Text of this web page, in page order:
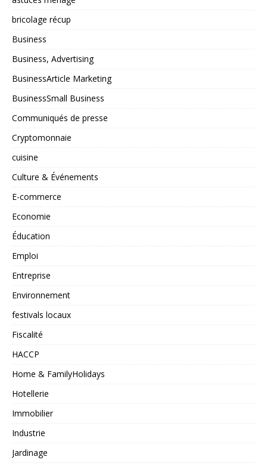
bricolage récup
Business
Business, Advertising
BusinessArticle Marketing
BusinessSmall Business
Communiqués de presse
Cryptomonnaie
cuisine
Culture & Événements
E-commerce
Economie
Éducation
Emploi
Entreprise
Environnement
festivals locaux
Fiscalité
HACCP
Home & FamilyHolidays
Hotellerie
Immobilier
Industrie
Jardinage